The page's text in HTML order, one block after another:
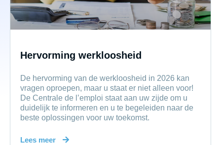
Hervorming werkloosheid
De hervorming van de werkloosheid in 2026 kan
vragen oproepen, maar u staat er niet alleen voor!
De Centrale de l’emploi staat aan uw zijde om u
duidelijk te informeren en u te begeleiden naar de
beste oplossingen voor uw toekomst.
Lees meer